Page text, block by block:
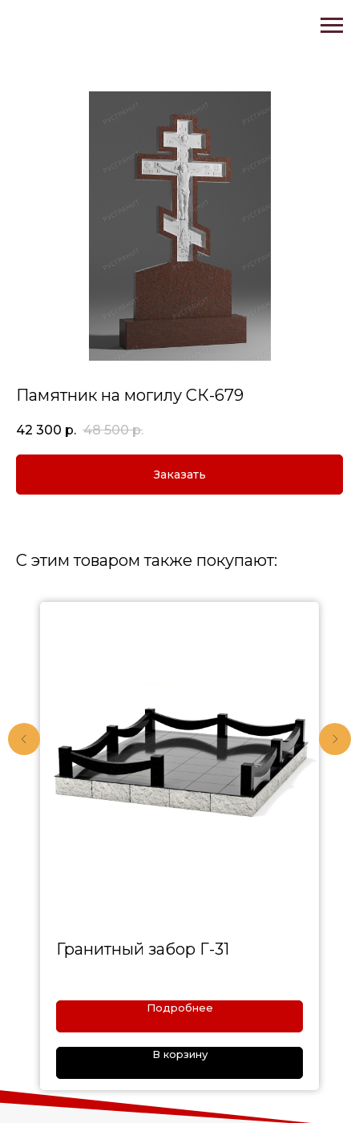
Памятник на могилу СК-679
42 300 р. 48 500 р.
Заказать
С этим товаром также покупают:
Гранитный забор Г-31
Подробнее
В корзину